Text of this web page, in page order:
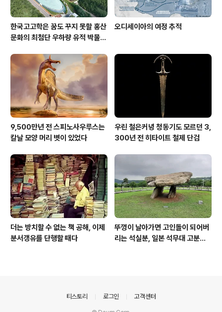
한국고고학은 꿈도 꾸지 못할 홍산
문화의 최첨단 우하량 유적 박물관
오디세이아의 여정 추적
9,500만년 전 스피노사우루스는
칼날 모양 머리 볏이 있었다
우린 철은커녕 청동기도 모르던 3,
300년 전 히타이트 철제 단검
더는 방치할 수 없는 책 공해, 이제
분서갱유를 단행할 때다
뚜껑이 날아가면 고인돌이 되어버
리는 석실분, 일본 석무대 고분의
티스토리 로그인 고객센터